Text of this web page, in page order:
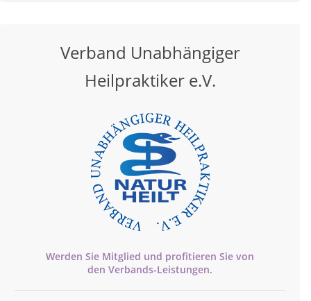
Verband Unabhängiger
Heilpraktiker e.V.
Werden Sie Mitglied und profitieren Sie von
den Verbands-Leistungen.